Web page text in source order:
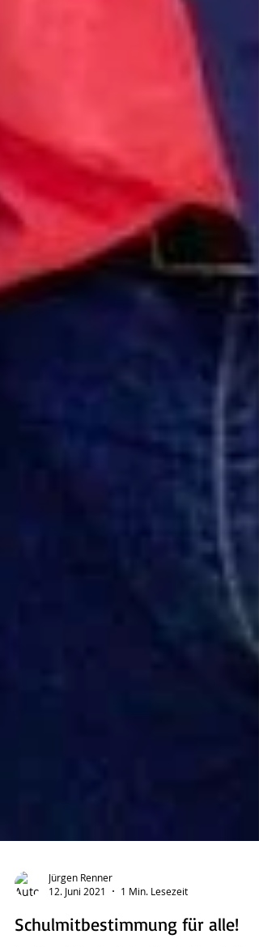
Jürgen Renner
1 Min. Lesezeit